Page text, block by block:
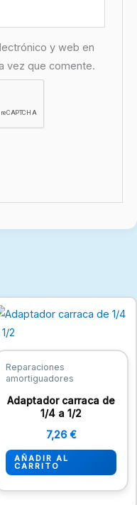
y web en
vez que comente.
Reparaciones
amortiguadores
Adaptador carraca de
1/4 a 1/2
7,26 €
AÑADIR AL
CARRITO